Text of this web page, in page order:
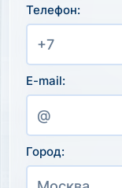
Телефон:
E-mail:
Город: